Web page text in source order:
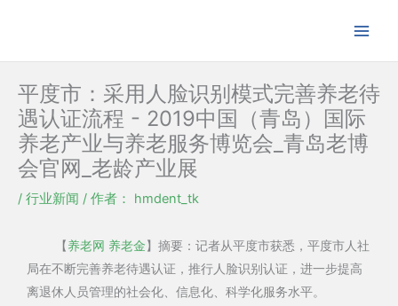
内
平度市：采用人脸识别模式完善养老待
遇认证流程 - 2019中国（青岛）国际
养老产业与养老服务博览会_青岛老博
会官网_老龄产业展
/ 行业新闻 / 作者： hmdent_tk
【养老网 养老金】摘要：记者从平度市获悉，平度市人社
局在不断完善养老待遇认证，推行人脸识别认证，进一步提高
离退休人员管理的社会化、信息化、科学化服务水平。